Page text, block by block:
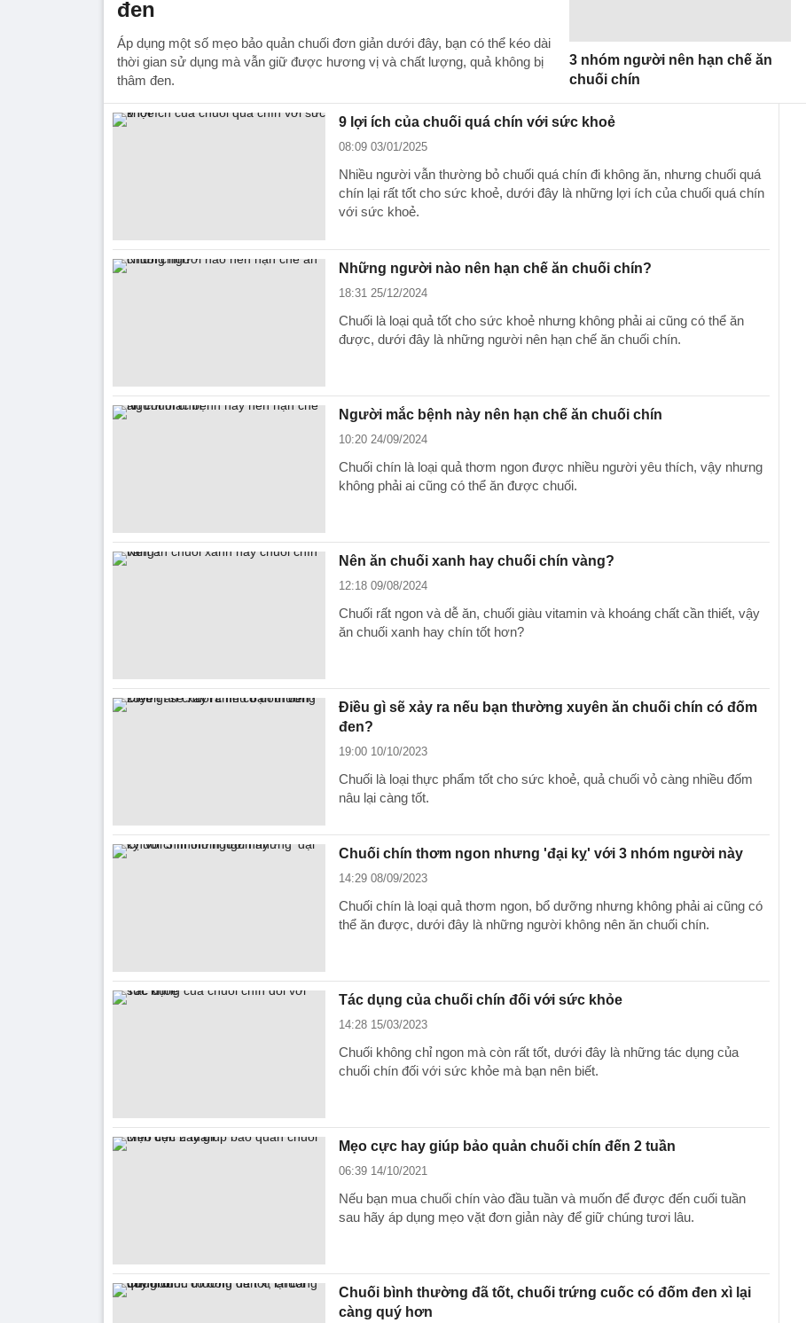
đen
Áp dụng một số mẹo bảo quản chuối đơn giản dưới đây, bạn có thể kéo dài
thời gian sử dụng mà vẫn giữ được hương vị và chất lượng, quả không bị
thâm đen.
3 nhóm người nên hạn chế ăn
chuối chín
9 lợi ích của chuối quá chín với sức khoẻ
08:09 03/01/2025
Nhiều người vẫn thường bỏ chuối quá chín đi không ăn, nhưng chuối quá
chín lại rất tốt cho sức khoẻ, dưới đây là những lợi ích của chuối quá chín
với sức khoẻ.
Những người nào nên hạn chế ăn chuối chín?
18:31 25/12/2024
Chuối là loại quả tốt cho sức khoẻ nhưng không phải ai cũng có thể ăn
được, dưới đây là những người nên hạn chế ăn chuối chín.
Người mắc bệnh này nên hạn chế ăn chuối chín
10:20 24/09/2024
Chuối chín là loại quả thơm ngon được nhiều người yêu thích, vậy nhưng
không phải ai cũng có thể ăn được chuối.
Nên ăn chuối xanh hay chuối chín vàng?
12:18 09/08/2024
Chuối rất ngon và dễ ăn, chuối giàu vitamin và khoáng chất cần thiết, vậy
ăn chuối xanh hay chín tốt hơn?
Điều gì sẽ xảy ra nếu bạn thường xuyên ăn chuối chín có đốm
đen?
19:00 10/10/2023
Chuối là loại thực phẩm tốt cho sức khoẻ, quả chuối vỏ càng nhiều đốm
nâu lại càng tốt.
Chuối chín thơm ngon nhưng 'đại kỵ' với 3 nhóm người này
14:29 08/09/2023
Chuối chín là loại quả thơm ngon, bổ dưỡng nhưng không phải ai cũng có
thể ăn được, dưới đây là những người không nên ăn chuối chín.
Tác dụng của chuối chín đối với sức khỏe
14:28 15/03/2023
Chuối không chỉ ngon mà còn rất tốt, dưới đây là những tác dụng của
chuối chín đối với sức khỏe mà bạn nên biết.
Mẹo cực hay giúp bảo quản chuối chín đến 2 tuần
06:39 14/10/2021
Nếu bạn mua chuối chín vào đầu tuần và muốn để được đến cuối tuần
sau hãy áp dụng mẹo vặt đơn giản này để giữ chúng tươi lâu.
Chuối bình thường đã tốt, chuối trứng cuốc có đốm đen xì lại
càng quý hơn